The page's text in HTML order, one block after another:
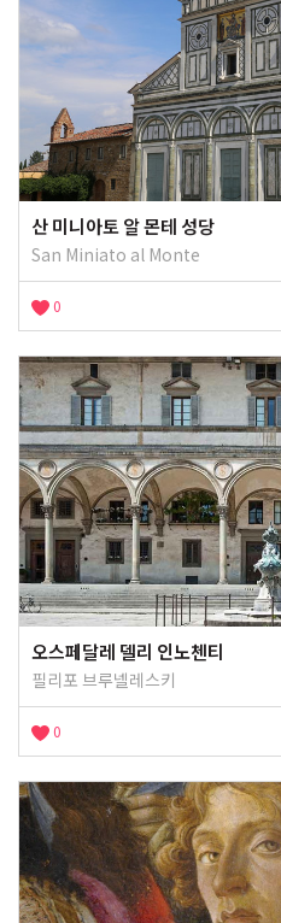
산 미니아토 알 몬테 성당
San Miniato al Monte
0
오스페달레 델리 인노첸티
필리포 브루넬레스키
0